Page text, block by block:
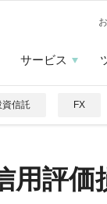
サービス
資信託 FX
用評